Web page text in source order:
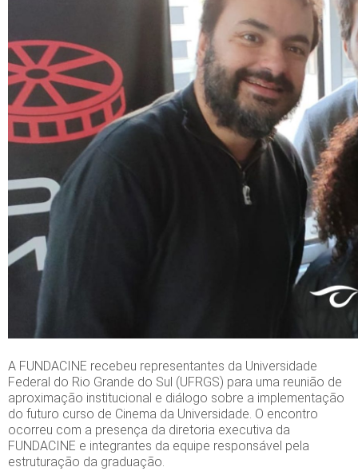
A FUNDACINE recebeu representantes da Universidade
Federal do Rio Grande do Sul (UFRGS) para uma reunião de
aproximação institucional e diálogo sobre a implementação
do futuro curso de Cinema da Universidade. O encontro
ocorreu com a presença da diretoria executiva da
FUNDACINE e integrantes da equipe responsável pela
estruturação da graduação.